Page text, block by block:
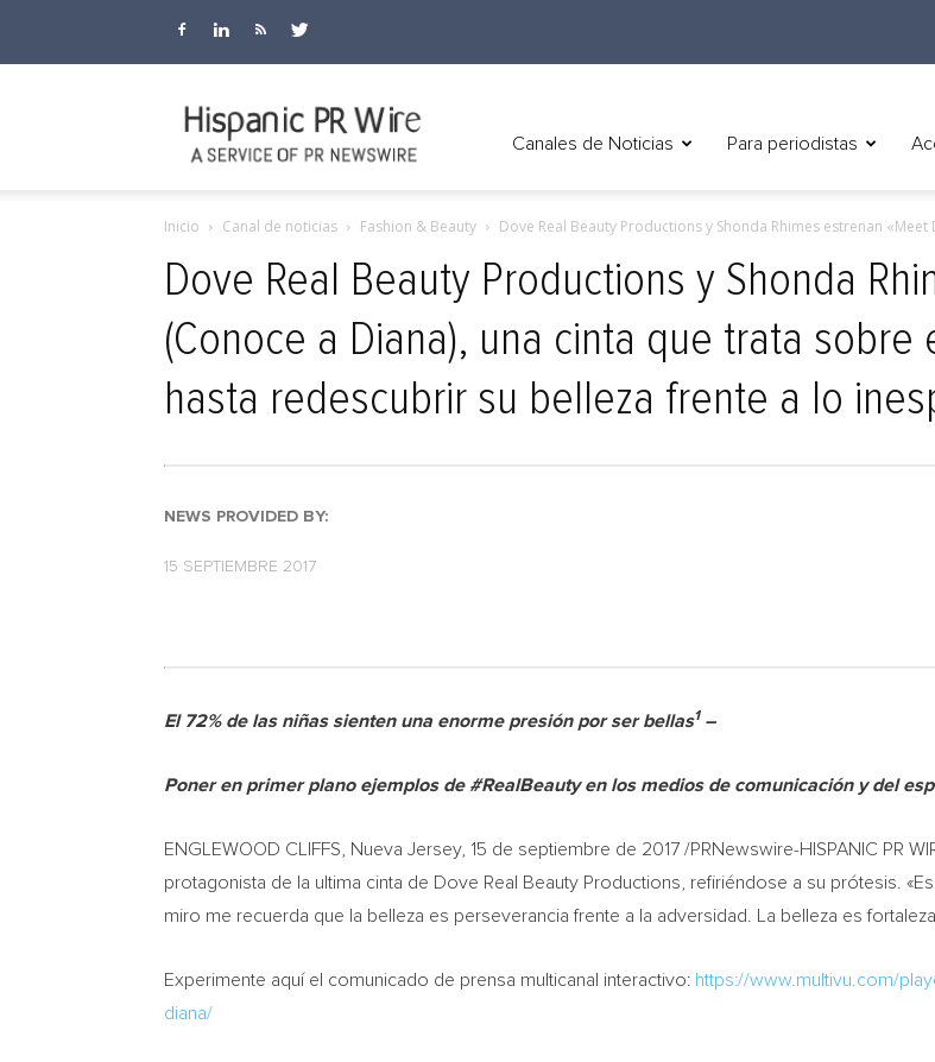
Canales de Noticias Para periodistas
Inicio Canal de noticias Fashion & Beauty Dove Real Beauty Productions y Shonda Rhimes estrenan «Meet
Dove Real Beauty Productions y Shonda
(Conoce a Diana), una cinta que trata
hasta redescubrir su belleza frente a lo
NEWS PROVIDED BY:
15 SEPTIEMBRE 2017
El 72% de las niñas sienten una enorme presión por ser bellas1 –
Poner en primer plano ejemplos de #RealBeauty en los medios de comunicación y del
ENGLEWOOD CLIFFS, Nueva Jersey, 15 de septiembre de 2017 /PRNewswire-HISPANIC PR
protagonista de la ultima cinta de Dove Real Beauty Productions, refiriéndose a su prótesis.
miro me recuerda que la belleza es perseverancia frente a la adversidad. La belleza es
Experimente aquí el comunicado de prensa multicanal interactivo: https://www.multivu.com/
diana/